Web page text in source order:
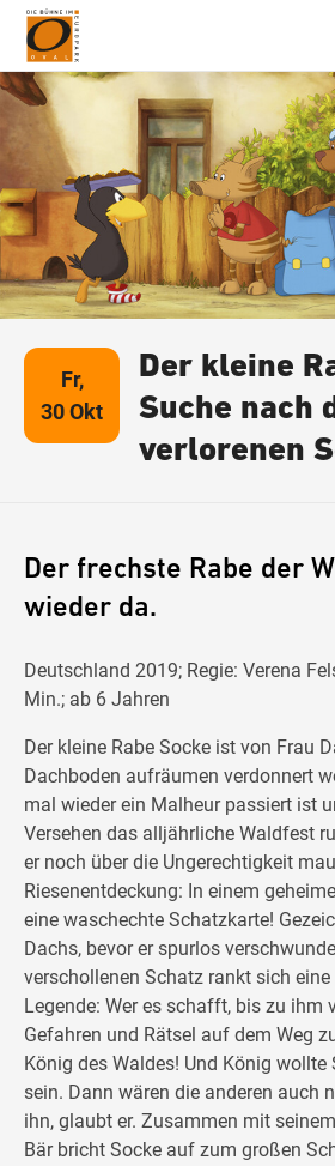
Wegbeschreibung
Fr,
30 Okt
Der kleine
Suche nach
verlorenen
Der frechste Rabe der
wieder da.
Deutschland 2019; Regie: Verena
Min.; ab 6 Jahren
Der kleine Rabe Socke ist von Frau
Dachboden aufräumen verdonnert
mal wieder ein Malheur passiert ist
Versehen das alljährliche Waldfest
er noch über die Ungerechtigkeit
Riesenentdeckung: In einem
eine waschechte Schatzkarte!
Dachs, bevor er spurlos
verschollenen Schatz rankt sich
Legende: Wer es schafft, bis zu ihm
Gefahren und Rätsel auf dem Weg
König des Waldes! Und König wollte
sein. Dann wären die anderen auch
ihn, glaubt er. Zusammen mit
Bär bricht Socke auf zum großen